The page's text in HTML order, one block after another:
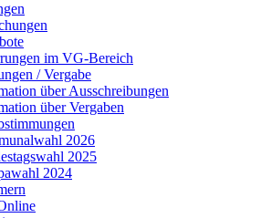
im VG-Bereich
/ Vergabe
über Ausschreibungen
über Vergaben
2026
2025
2024